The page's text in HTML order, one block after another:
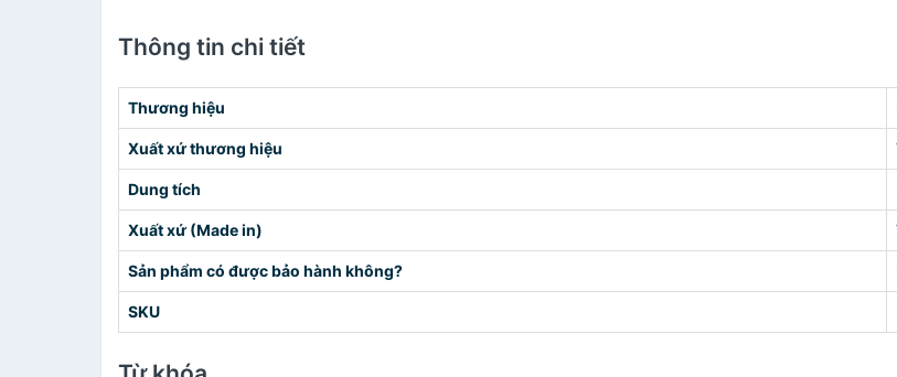
Thông tin chi tiết
Thương hiệu
Xuất xứ thương hiệu
Dung tích
Xuất xứ (Made in)
Sản phẩm có được bảo hành không?
SKU